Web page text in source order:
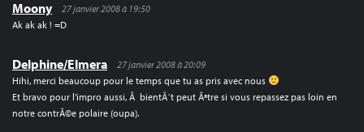
Moony
27 janvier 2008 à 19:50
Ak ak ak ! =D
Delphine/Elmera
27 janvier 2008 à 20:09
Hihi, merci beaucoup pour le temps que tu as pris avec nous
Et bravo pour l’impro aussi, Ã bientÃ´t peut Ãªtre si vous repassez pas loin en
notre contrÃ©e polaire (oupa).